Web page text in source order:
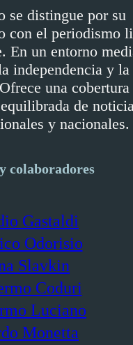
se distingue por su
con el periodismo
En un entorno
independencia y la
una cobertura
de
y nacionales.
colaboradores
Gastaldi
Odorisio
Slavkin
Coduri
Luciano
Monetta